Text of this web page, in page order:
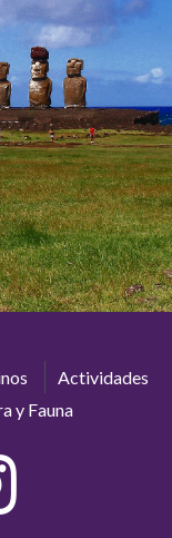
Actividades
y Fauna